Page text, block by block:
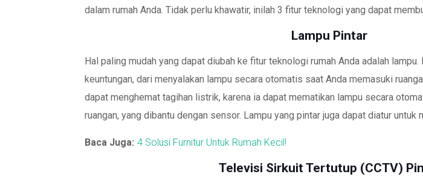
dalam rumah Anda. Tidak perlu khawatir, inilah 3 fitur teknologi yang dapat
Lampu Pintar
Hal paling mudah yang dapat diubah ke fitur teknologi rumah Anda adalah
keuntungan, dari menyalakan lampu secara otomatis saat Anda memasuki
dapat menghemat tagihan listrik, karena ia dapat mematikan lampu secara
ruangan, yang dibantu dengan sensor. Lampu yang pintar juga dapat diatur untuk
Baca Juga: 4 Solusi Furnitur Untuk Rumah Kecil!
Televisi Sirkuit Tertutup (CCTV)